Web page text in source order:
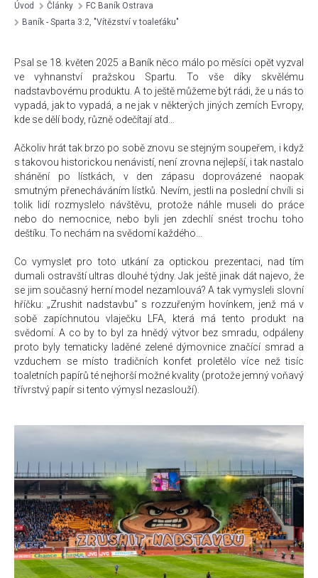
Úvod Články
FC Baník Ostrava
Baník - Sparta 3:2, "Vítězství v toaleťáku"
Psal se 18. květen 2025 a Baník něco málo po měsíci opět vyzval
ve vyhnanství pražskou Spartu. To vše díky skvělému
nadstavbovému produktu. A to ještě můžeme být rádi, že u nás to
vypadá, jak to vypadá, a ne jak v některých jiných zemích Evropy,
kde se dělí body, různě odečítají atd…
Ačkoliv hrát tak brzo po sobě znovu se stejným soupeřem, i když
s takovou historickou nenávistí, není zrovna nejlepší, i tak nastalo
shánění po lístkách, v den zápasu doprovázené naopak
smutným přenecháváním lístků. Nevím, jestli na poslední chvíli si
tolik lidí rozmyslelo návštěvu, protože náhle museli do práce
nebo do nemocnice, nebo byli jen zdechlí snést trochu toho
deštíku. To nechám na svědomí každého…
Co vymyslet pro toto utkání za optickou prezentaci, nad tím
dumali ostravští ultras dlouhé týdny. Jak ještě jinak dát najevo, že
se jim současný herní model nezamlouvá? A tak vymysleli slovní
hříčku: „Zrushit nadstavbu“ s rozzuřeným hovínkem, jenž má v
sobě zapíchnutou vlaječku LFA, která má tento produkt na
svědomí. A co by to byl za hnědý výtvor bez smradu, odpáleny
proto byly tematicky laděné zelené dýmovnice značící smrad a
vzduchem se místo tradičních konfet proletělo více než tisíc
toaletních papírů té nejhorší možné kvality (protože jemný voňavý
třívrstvý papír si tento výmysl nezaslouží).